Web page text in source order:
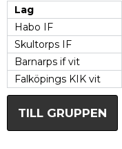
Lag
Habo IF
Skultorps IF
Barnarps if vit
Falköpings KIK vit
TILL GRUPPEN